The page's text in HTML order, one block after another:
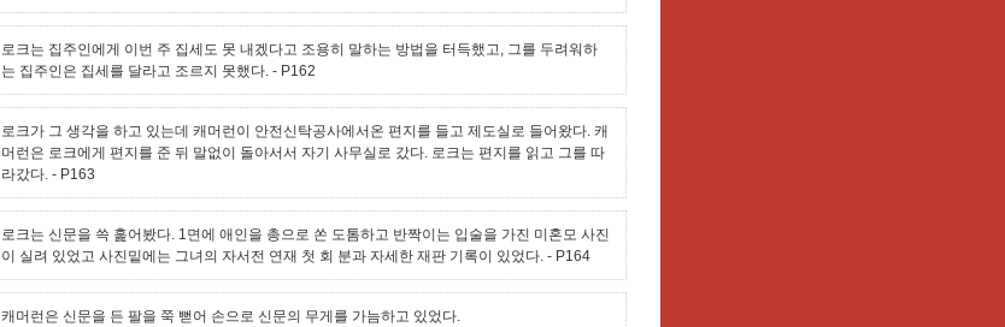
로크는 집주인에게 이번 주 집세도 못 내겠다고 조용히 말하는 방법을 터득했고, 그를 두려워하
는 집주인은 집세를 달라고 조르지 못했다. - P162
로크가 그 생각을 하고 있는데 캐머런이 안전신탁공사에서온 편지를 들고 제도실로 들어왔다. 캐
머런은 로크에게 편지를 준 뒤 말없이 돌아서서 자기 사무실로 갔다. 로크는 편지를 읽고 그를 따
라갔다. - P163
로크는 신문을 쓱 훑어봤다. 1면에 애인을 총으로 쏜 도톰하고 반짝이는 입술을 가진 미혼모 사진
이 실려 있었고 사진밑에는 그녀의 자서전 연재 첫 회 분과 자세한 재판 기록이 있었다. - P164
캐머런은 신문을 든 팔을 쭉 뻗어 손으로 신문의 무게를 가늠하고 있었다.